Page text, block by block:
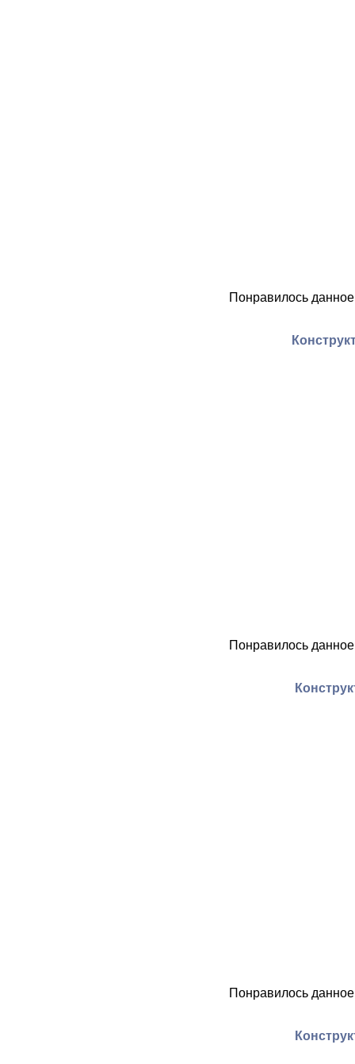
Понравилось
Понравилось
Понравилось